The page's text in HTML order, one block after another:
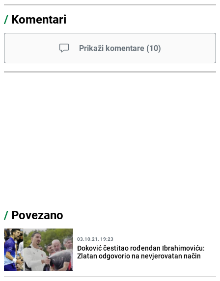
/ Komentari
Prikaži komentare (10)
/ Povezano
03.10.21. 19:23
Đoković čestitao rođendan Ibrahimoviću:
Zlatan odgovorio na nevjerovatan način